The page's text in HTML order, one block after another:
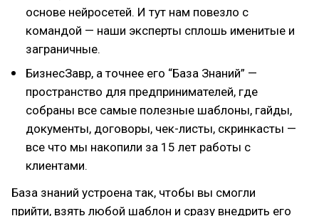
основе нейросетей. И тут нам повезло с
командой — наши эксперты сплошь именитые и
заграничные.
БизнесЗавр, а точнее его “База Знаний” —
пространство для предпринимателей, где
собраны все самые полезные шаблоны, гайды,
документы, договоры, чек-листы, скринкасты —
все что мы накопили за 15 лет работы с
клиентами.
База знаний устроена так, чтобы вы смогли
прийти, взять любой шаблон и сразу внедрить его